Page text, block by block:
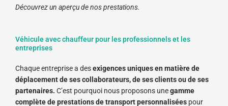
Découvrez un aperçu de nos prestations.
Véhicule avec chauffeur pour les professionnels et les
entreprises
Chaque entreprise a desexigences uniques en matière de
déplacement de ses collaborateurs, de ses clients ou de ses
partenaires. C’est pourquoi nous proposons unegamme
complète de prestations de transport personnalisées pour